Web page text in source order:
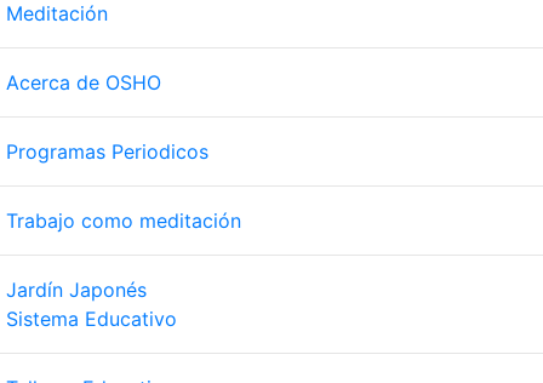
Meditación
Acerca de OSHO
Programas Periodicos
Trabajo como meditación
Jardín Japonés
Sistema Educativo